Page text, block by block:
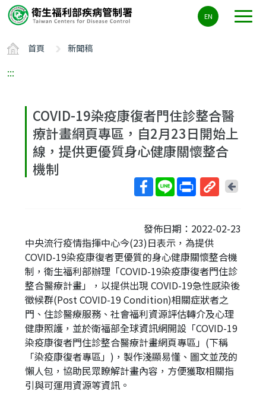
要
容
ALT+C
EN
首頁 新聞稿
:::
COVID-19染疫康復者門住診整合醫
療計畫網頁專區，自2月23日開始上
線，提供更優質身心健康關懷整合
機制
短
網
址
回
頁
發佈日期：2022-02-23
中央流行疫情指揮中心今(23)日表示，為提供
COVID-19染疫康復者更優質的身心健康關懷整合機
制，衛生福利部辦理「COVID-19染疫康復者門住診
整合醫療計畫」，以提供出現 COVID-19急性感染後
徵候群(Post COVID-19 Condition)相關症狀者之
門、住診醫療服務、社會福利資源評估轉介及心理
健康照護，並於衛福部全球資訊網開設「COVID-19
染疫康復者門住診整合醫療計畫網頁專區」(下稱
「染疫康復者專區」)，製作淺顯易懂、圖文並茂的
懶人包，協助民眾瞭解計畫內容，方便獲取相關指
引與可運用資源等資訊。